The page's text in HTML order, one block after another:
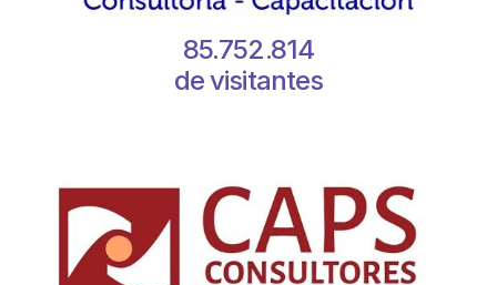
85.752.814
de visitantes